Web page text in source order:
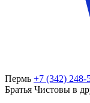
Пермь +7 (342) 248-
Братья Чистовы в